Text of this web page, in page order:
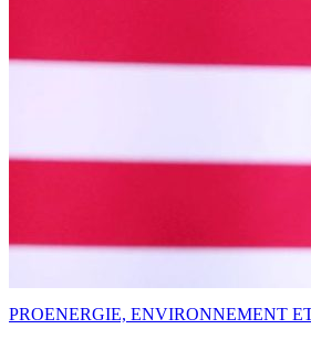
PROENERGIE, ENVIRONNEMENT